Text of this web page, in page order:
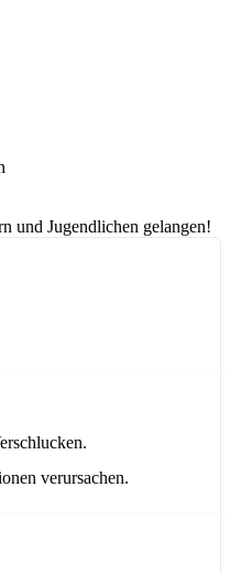
und Jugendlichen gelangen!
verursachen.